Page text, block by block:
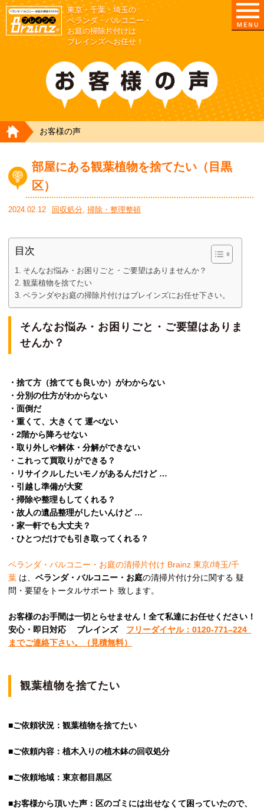
東京/埼玉/千葉/神奈川の ベランダ・庭の清掃片付け
東京・千葉・埼玉の
ベランダ・バルコニー・
お庭の掃除片付けは
ブレインズへお任せ！
HOME
お客様の声
部屋にある観葉植物を捨てたい（目黒
区）
2024.02.12 回収処分, 掃除・整理整頓
目次
そんなお悩み・お困りごと・ご要望はありませんか？
観葉植物を捨てたい
ベランダやお庭の掃除片付けはブレインズにお任せ下さい。
そんなお悩み・お困りごと・ご要望はありま
せんか？
・捨て方（捨てても良いか）がわからない
・分別の仕方がわからない
・面倒だ
・重くて、大きくて 運べない
・2階から降ろせない
・取り外しや解体・分解ができない
・これって買取りができる？
・リサイクルしたいモノがあるんだけど …
・引越し準備が大変
・掃除や整理もしてくれる？
・故人の遺品整理がしたいんけど …
・家一軒でも大丈夫？
・ひとつだけでも引き取ってくれる？
ベランダ・バルコニー・お庭の清掃片付け Brainz 東京/埼玉/千
葉 は、 ベランダ・バルコニー・お庭の清掃片付け分に関する 疑
問・要望をトータルサポート 致します。
お客様のお手間は一切とらせません！全て私達にお任せください！
安心・即日対応 ブレインズ フリーダイヤル：0120-771–224
までご連絡下さい。
（見積無料）
観葉植物を捨てたい
■ご依頼状況：観葉植物を捨てたい
■ご依頼内容：植木入りの植木鉢の回収処分
■ご依頼地域：東京都目黒区
■お客様から頂いた声：区のゴミには出せなくて困っていたので、